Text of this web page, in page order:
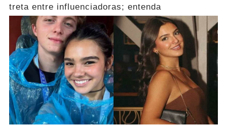
treta entre influenciadoras; entenda